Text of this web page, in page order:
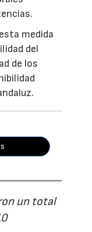
medida
del
de los
un total